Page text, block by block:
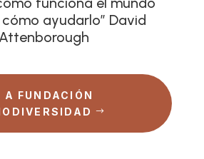
ayudarlo” David
Attenborough
A FUNDACIÓN